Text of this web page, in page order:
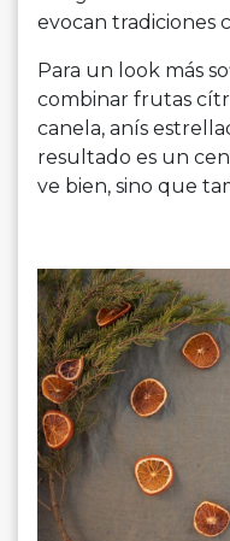
evocan tradiciones
Para un look más
combinar frutas
canela, anís
resultado es un
ve bien, sino que